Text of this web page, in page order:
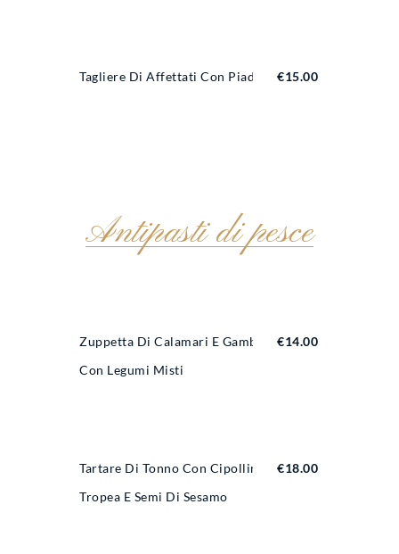
Tagliere Di Affettati Con Piadina €15.00
Antipasti di pesce
Zuppetta Di Calamari E Gamberi
Con Legumi Misti
€14.00
Tartare Di Tonno Con Cipollina Di
Tropea E Semi Di Sesamo
€18.00